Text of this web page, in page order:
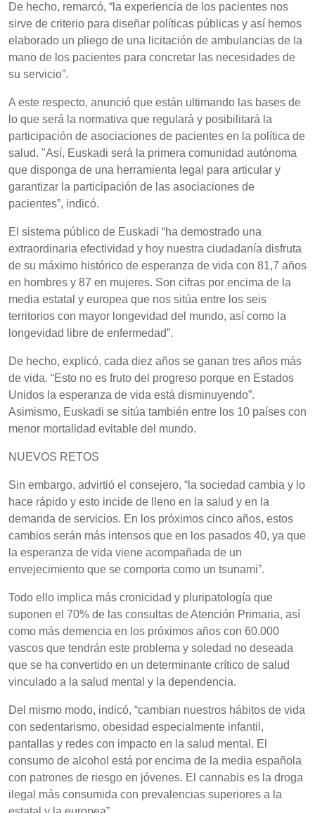
De hecho, remarcó, “la experiencia de los pacientes nos
sirve de criterio para diseñar políticas públicas y así hemos
elaborado un pliego de una licitación de ambulancias de la
mano de los pacientes para concretar las necesidades de
su servicio”.
A este respecto, anunció que están ultimando las bases de
lo que será la normativa que regulará y posibilitará la
participación de asociaciones de pacientes en la política de
salud. "Así, Euskadi será la primera comunidad autónoma
que disponga de una herramienta legal para articular y
garantizar la participación de las asociaciones de
pacientes”, indicó.
El sistema público de Euskadi “ha demostrado una
extraordinaria efectividad y hoy nuestra ciudadanía disfruta
de su máximo histórico de esperanza de vida con 81,7 años
en hombres y 87 en mujeres. Son cifras por encima de la
media estatal y europea que nos sitúa entre los seis
territorios con mayor longevidad del mundo, así como la
longevidad libre de enfermedad”.
De hecho, explicó, cada diez años se ganan tres años más
de vida. “Esto no es fruto del progreso porque en Estados
Unidos la esperanza de vida está disminuyendo”.
Asimismo, Euskadi se sitúa también entre los 10 países con
menor mortalidad evitable del mundo.
NUEVOS RETOS
Sin embargo, advirtió el consejero, “la sociedad cambia y lo
hace rápido y esto incide de lleno en la salud y en la
demanda de servicios. En los próximos cinco años, estos
cambios serán más intensos que en los pasados 40, ya que
la esperanza de vida viene acompañada de un
envejecimiento que se comporta como un tsunami”.
Todo ello implica más cronicidad y pluripatología que
suponen el 70% de las consultas de Atención Primaria, así
como más demencia en los próximos años con 60.000
vascos que tendrán este problema y soledad no deseada
que se ha convertido en un determinante crítico de salud
vinculado a la salud mental y la dependencia.
Del mismo modo, indicó, “cambian nuestros hábitos de vida
con sedentarismo, obesidad especialmente infantil,
pantallas y redes con impacto en la salud mental. El
consumo de alcohol está por encima de la media española
con patrones de riesgo en jóvenes. El cannabis es la droga
ilegal más consumida con prevalencias superiores a la